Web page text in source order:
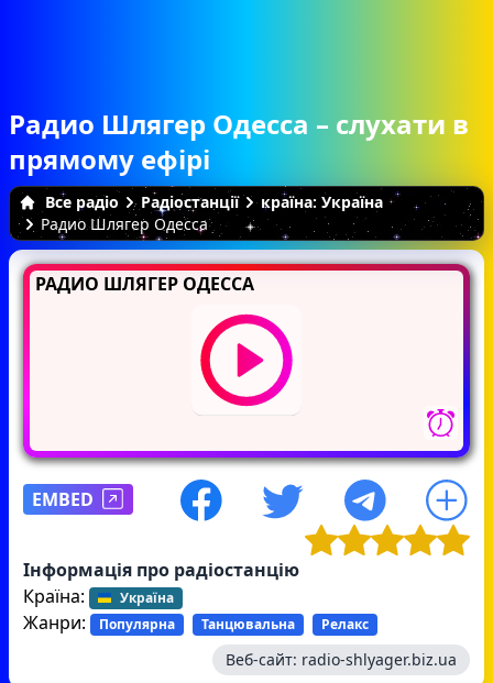
Радио Шлягер Одесса – слухати в
прямому ефірі
Все радіо Радіостанції
країна: Україна
Радио Шлягер Одесса
РАДИО ШЛЯГЕР ОДЕССА
EMBED
Інформація про радіостанцію
Країна:
Україна
Жанри: Популярна Танцювальна Релакс
Веб-сайт: radio-shlyager.biz.ua